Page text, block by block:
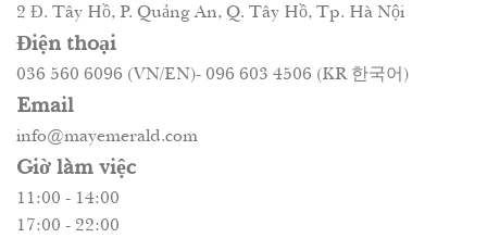
2 Đ. Tây Hồ, P. Quảng An, Q. Tây Hồ, Tp. Hà Nội
Điện thoại
036 560 6096 (VN/EN)- 096 603 4506 (KR 한국어)
Email
info@mayemerald.com
Giờ làm việc
11:00 - 14:00
17:00 - 22:00